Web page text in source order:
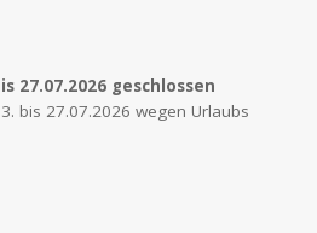
27.07.2026 geschlossen
bis 27.07.2026 wegen Urlaubs